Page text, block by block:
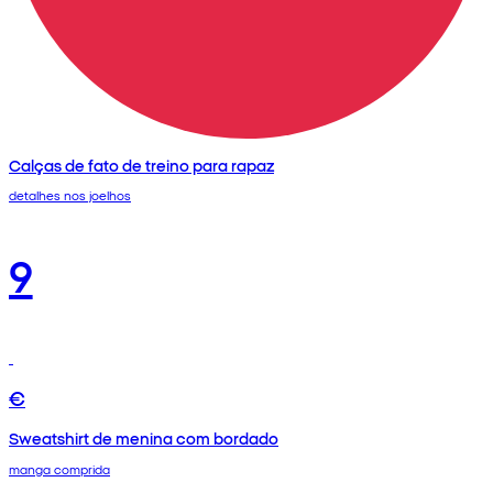
Calças de fato de treino para rapaz
detalhes nos joelhos
9
€
Sweatshirt de menina com bordado
manga comprida